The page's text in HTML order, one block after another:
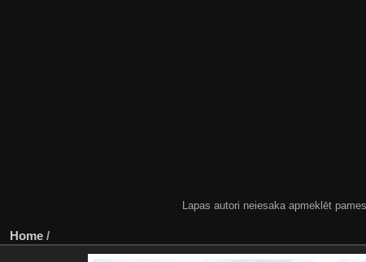
Lapas autori neiesaka apmeklēt
Home /